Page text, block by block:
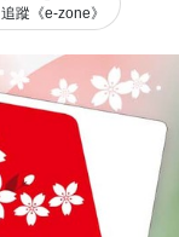
追蹤《e-zone》